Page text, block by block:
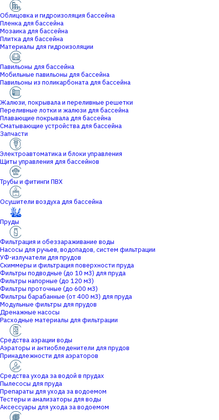
Облицовка и гидроизоляция бассейна
Пленка для бассейна
Мозаика для бассейна
Плитка для бассейна
Материалы для гидроизоляции
Павильоны для бассейна
Мобильные павильоны для бассейна
Павильоны из поликарбоната для бассейна
Жалюзи, покрывала и переливные решетки
Переливные лотки и жалюзи для бассейна
Плавающие покрывала для бассейна
Сматывающие устройства для бассейна
Запчасти
Электроавтоматика и блоки управления
Щиты управления для бассейнов
Трубы и фитинги ПВХ
Осушители воздуха для бассейна
Пруды
Фильтрация и обеззараживание воды
Насосы для ручьев, водопадов, систем фильтрации
УФ-излучатели для прудов
Скиммеры и фильтрация поверхности пруда
Фильтры подводные (до 10 м3) для пруда
Фильтры напорные (до 120 м3)
Фильтры проточные (до 600 м3)
Фильтры барабанные (от 400 м3) для пруда
Модульные фильтры для прудов
Дренажные насосы
Расходные материалы для фильтрации
Средства аэрации воды
Аэраторы и антиобледенители для прудов
Принадлежности для аэраторов
Средства ухода за водой в прудах
Пылесосы для пруда
Препараты для ухода за водоемом
Тестеры и анализаторы для воды
Аксессуары для ухода за водоемом